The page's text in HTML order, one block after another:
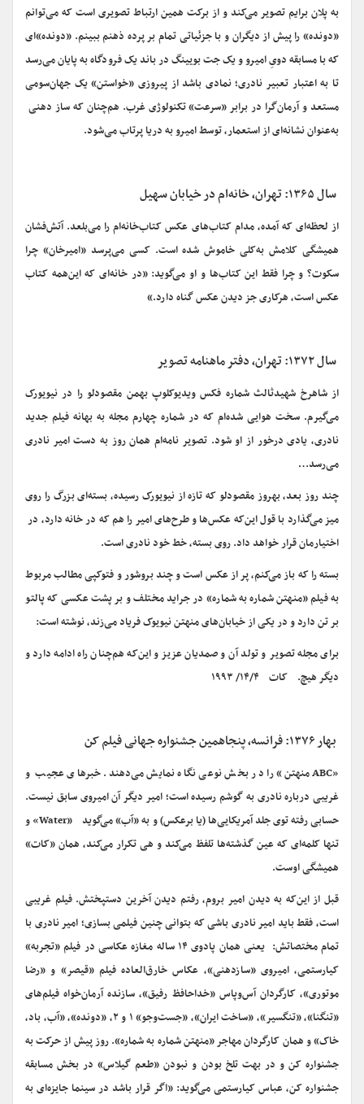
به پلان برایم تصویر می‌کند و از برکت همین ارتباط تصویری است که می‌توانم
«دونده» را پیش از دیگران و با جزئیاتی تمام بر پرده ذهنم ببینم. «دونده»‌ای
که با مسابقه دویِ امیرو و یک جت بویینگ در باند یک فرودگاه به پایان می‌رسد
تا به اعتبار تعبیر نادری؛ نمادی باشد از پیروزی «خواستن» یک جهان‌سومی
مستعد و آرمان‌گرا در برابر «سرعت» تکنولوژی غرب. هم‌چنان که ساز دهنی
به‌عنوان نشانه‌ای از استعمار، توسط امیرو به دریا پرتاب می‌شود.
سال ۱۳۶۵: تهران، خانه ام در خیابان سهیل
از لحظه‌ای که آمده، مدام کتاب‌های عکس کتاب‌خانه‌ام را می‌بلعد. آتش‌فشان
همیشگی کلامش به‌کلی خاموش شده است. کسی می‌پرسد «امیرخان» چرا
سکوت؟ و چرا فقط این کتاب‌ها و او می‌گوید: «در خانه‌ای که این‌همه کتاب
عکس است، هرکاری جز دیدن عکس گناه دارد.»
سال ۱۳۷۲: تهران، دفتر ماهنامه تصویر
از شاهرخ شهیدثالث شماره فکس ویدیوکلوپ بهمن مقصودلو را در نیویورک
می‌گیرم. سخت هوایی شده‌ام که در شماره چهارم مجله به بهانه فیلم جدید
نادری، یادی درخور از او شود. تصویر نامه‌ام همان روز به‌ دست امیر نادری
می‌رسد…
چند روز بعد، بهروز مقصودلو که تازه از نیویورک رسیده، بسته‌ای بزرگ را روی
میز می‌گذارد با قول این‌که عکس‌ها و طرح‌های امیر را هم که در خانه دارد، در
اختیارمان قرار خواهد داد. روی بسته، خط خود نادری است.
بسته را که باز می‌کنم، پر از عکس است و چند بروشور و فتوکپی مطالب مربوط
به فیلم «منهتن شماره به شماره» در جراید مختلف و بر پشت عکسی که پالتو
بر تن دارد و در یکی از خیابان‌های منهتن نیویوک فریاد می‌زند، نوشته است:
برای مجله تصویر و تولد آن و صمدیان عزیز و این‌که هم‌چنان راه ادامه دارد و
دیگر هیچ. کات ۱۴/۴/ ۱۹۹۳
بهار ۱۳۷۶: فرانسه، پنجاهمین جشنواره جهانی فیلم کن
«ABC منهتن» را در بخش نوعی نگاه نمایش می‌دهند. خبرهای عجیب و
غریبی درباره نادری به گوشم رسیده است؛ امیر دیگر آن امیروی سابق نیست.
حسابی رفته توی جلد آمریکایی‌ها (یا برعکس) و به «آب» می‌گوید «Water» و
تنها کلمه‌ای که عین گذشته‌ها تلفظ می‌کند و هی تکرار می‌کند، همان «کات»
همیشگی اوست.
قبل از این‌که به دیدن امیر بروم، رفتم دیدن آخرین دستپختش. فیلم غریبی
است، فقط باید امیر نادری باشی که بتوانی چنین فیلمی بسازی؛ امیر نادری با
تمام مختصاتش: یعنی همان پادوی ۱۴ ‌ساله مغازه عکاسی در فیلم «تجربه»
کیارستمی، امیروی «سازدهنی»، عکاس خارق‌العاده فیلم «قیصر» و «رضا
موتوری»، کارگردان آس‌وپاس «خداحافظ رفیق»، سازنده آرمان‌خواه فیلم‌های
«تنگنا»، «تنگسیر»، «ساخت ایران»، «جست‌وجو» ۱ و ۲، «دونده»، «آب، باد،
خاک» و همان کارگردان مهاجر «منهتن شماره ‌به ‌شماره». روز پیش از حرکت به
جشنواره کن و در بهت تلخ بودن و نبودن «طعم گیلاس» در بخش مسابقه
جشنواره کن، عباس کیارستمی می‌گوید: «اگر قرار باشد در سینما جایزه‌ای به